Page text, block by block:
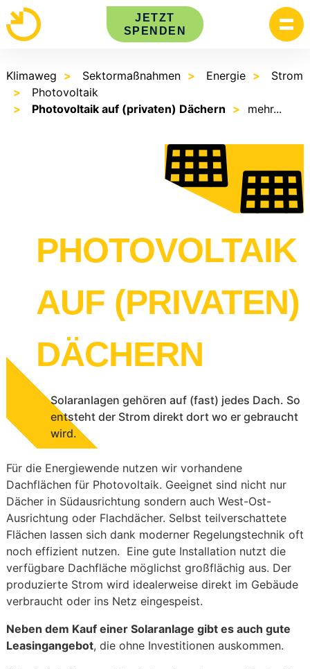
Skip
to
content
JETZT
SPENDEN
Klimaweg Sektormaßnahmen Energie
Strom
Photovoltaik
Photovoltaik auf (privaten) Dächern
mehr...
PHOTOVOLTAIK
AUF (PRIVATEN)
DÄCHERN
Solaranlagen gehören auf (fast) jedes Dach. So
entsteht der Strom direkt dort wo er gebraucht
wird.
Für die Energiewende nutzen wir vorhandene
Dachflächen für Photovoltaik. Geeignet sind nicht nur
Dächer in Südausrichtung sondern auch West-Ost-
Ausrichtung oder Flachdächer. Selbst teilverschattete
Flächen lassen sich dank moderner Regelungstechnik oft
noch effizient nutzen. Eine gute Installation nutzt die
verfügbare Dachfläche möglichst großflächig aus. Der
produzierte Strom wird idealerweise direkt im Gebäude
verbraucht oder ins Netz eingespeist.
Neben dem Kauf einer Solaranlage gibt es auch gute
Leasingangebot, die ohne Investitionen auskommen.